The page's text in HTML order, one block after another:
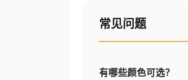
常见问题
有哪些颜色可选？